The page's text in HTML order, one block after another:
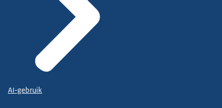
AI-gebruik